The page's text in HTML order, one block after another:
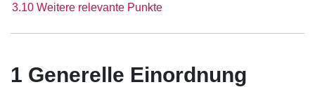
3.10 Weitere relevante Punkte
1 Generelle Einordnung